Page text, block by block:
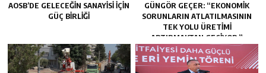
AOSB’DE GELECEĞIN SANAYISI İÇIN
GÜÇ BIRLIĞI
GÜNGÖR GEÇER: “EKONOMIK
SORUNLARIN ATLATILMASININ
TEK YOLU ÜRETIMI
ARTIRMAKTAN GEÇIYOR.”